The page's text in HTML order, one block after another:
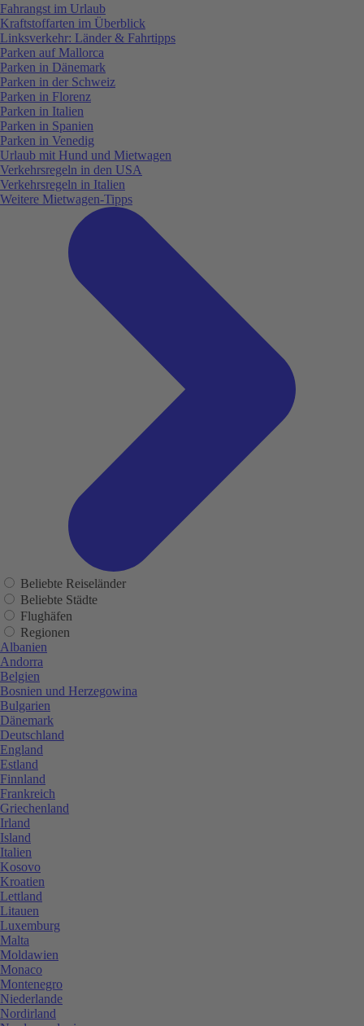
Fahrangst im Urlaub
Kraftstoffarten im Überblick
Linksverkehr: Länder & Fahrtipps
Parken auf Mallorca
Parken in Dänemark
Parken in der Schweiz
Parken in Florenz
Parken in Italien
Parken in Spanien
Parken in Venedig
Urlaub mit Hund und Mietwagen
Verkehrsregeln in den USA
Verkehrsregeln in Italien
Weitere Mietwagen-Tipps
Beliebte Reiseländer
Beliebte Städte
Flughäfen
Regionen
Albanien
Andorra
Belgien
Bosnien und Herzegowina
Bulgarien
Dänemark
Deutschland
England
Estland
Finnland
Frankreich
Griechenland
Irland
Island
Italien
Kosovo
Kroatien
Lettland
Litauen
Luxemburg
Malta
Moldawien
Monaco
Montenegro
Niederlande
Nordirland